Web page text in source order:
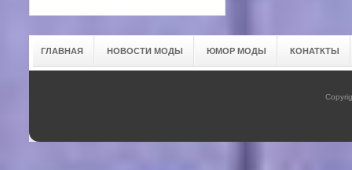
ГЛАВНАЯ НОВОСТИ МОДЫ ЮМОР МОДЫ КОНАТКТЫ